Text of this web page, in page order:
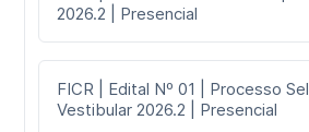
2026.2 | Presencial
FICR | Edital Nº 01 | Processo
Vestibular 2026.2 | Presencial